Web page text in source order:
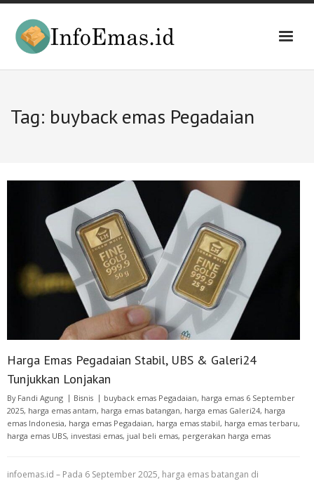
Skip
content
Tag: buyback emas Pegadaian
Harga Emas Pegadaian Stabil, UBS & Galeri24
Tunjukkan Lonjakan
By Fandi Agung Bisnis buyback emas Pegadaian, harga emas 6 September
2025, harga emas antam, harga emas batangan, harga emas Galeri24, harga
emas Indonesia, harga emas Pegadaian, harga emas stabil, harga emas terbaru,
harga emas UBS, investasi emas, jual beli emas, pergerakan harga emas
infoemas.id – Pada 6 September 2025, harga emas batangan di